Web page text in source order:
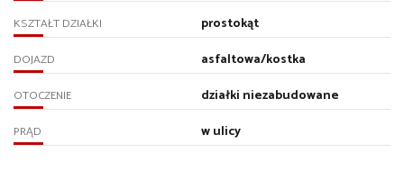
KSZTAŁT DZIAŁKI prostokąt
DOJAZD asfaltowa/kostka
OTOCZENIE działki niezabudowane
PRĄD w ulicy